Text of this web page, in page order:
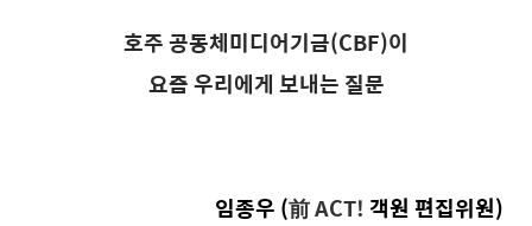
호주 공동체미디어기금(CBF)이
요즘 우리에게 보내는 질문
임종우 (前ACT! 객원 편집위원)